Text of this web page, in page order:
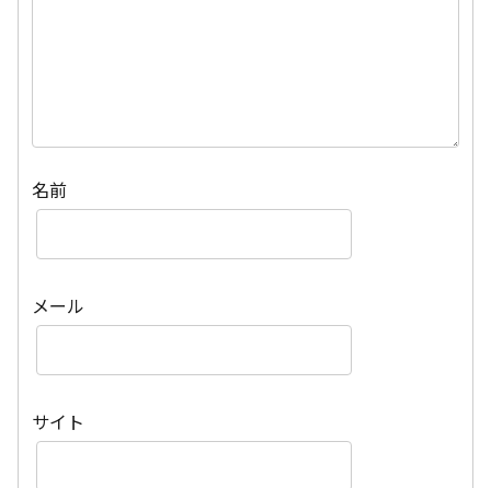
名前
メール
サイト